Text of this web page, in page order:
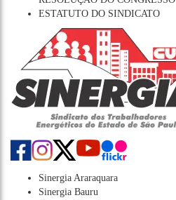
ESTATUTO DO SINDICATO
Sinergia Araraquara
Sinergia Bauru